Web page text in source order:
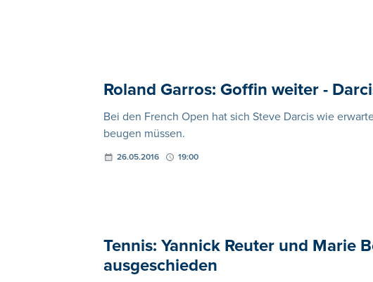
Roland Garros: Goffin weiter -
Bei den French Open hat sich Steve Darcis wie
beugen müssen.
26.05.2016 19:00
Tennis: Yannick Reuter und Marie
ausgeschieden